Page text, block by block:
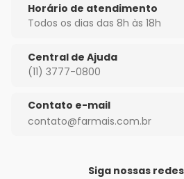
Horário de atendimento
Todos os dias das 8h às 18h
Central de Ajuda
(11) 3777-0800
Contato e-mail
contato@farmais.com.br
Siga nossas